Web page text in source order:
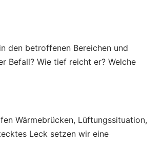
den betroffenen Bereichen und
Befall? Wie tief reicht er? Welche
Wärmebrücken, Lüftungssituation,
Leck setzen wir eine